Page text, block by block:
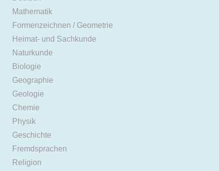
Mathematik
Formenzeichnen / Geometrie
Heimat- und Sachkunde
Naturkunde
Biologie
Geographie
Geologie
Chemie
Physik
Geschichte
Fremdsprachen
Religion